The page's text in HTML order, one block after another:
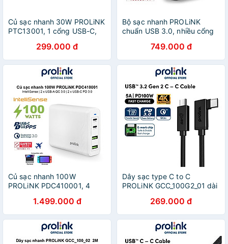
Củ sạc nhanh 30W PROLiNK
PTC13001, 1 cổng USB-C,
nhanh cho điện thoại, máy
tính bảng - Hàng chính hãng
299.000 đ
Bộ sạc nhanh PROLiNK
chuẩn USB 3.0, nhiều cổng
thoại, iPad, Macbook,
Nintendo Switch
749.000 đ
Củ sạc nhanh 100W
PROLiNK PDC410001, 4
2xUSB-C PD 3.0)
IntelliSense, sạc điện thoại,
laptop - Hàng chính hãng
1.499.000 đ
Dây sạc type C to C
PROLiNK GCC_100G2_01 dài
truyền dữ liệu audio, video
4K - Hàng chính hãng
269.000 đ